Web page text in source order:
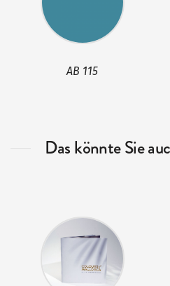
AB 115
Das könnte Sie